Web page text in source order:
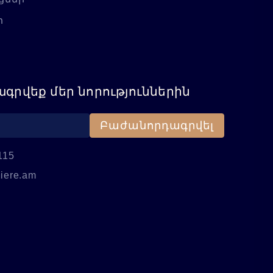
մեր նորություններին
Բաժանորդագրվել